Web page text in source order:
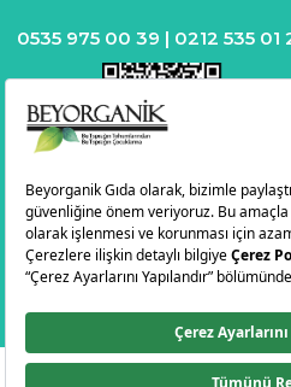
0535 975 00 39 | 0212 535 01